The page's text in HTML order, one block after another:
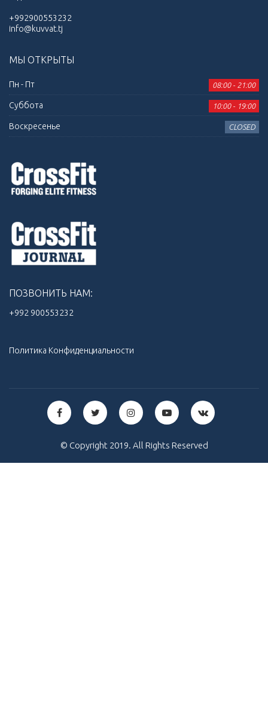
+992900553232
info@kuvvat.tj
МЫ ОТКРЫТЫ
Пн - Пт 08:00 - 21:00
Суббота 10:00 - 19:00
Воскресенье CLOSED
ПОЗВОНИТЬ НАМ:
+992 900553232‬
Политика Конфиденциальности
© Copyright 2019. All Rights Reserved